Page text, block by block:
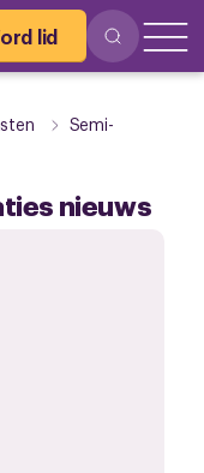
lid
Semi-
nieuws